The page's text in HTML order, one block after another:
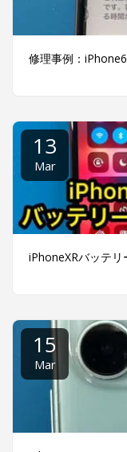
修理事例：
13
Mar
iPhoneXRバッテ
15
Mar